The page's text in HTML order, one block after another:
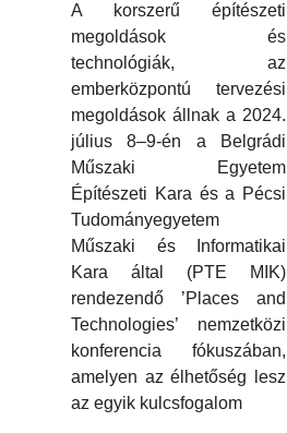
A korszerű építészeti
megoldások és
technológiák, az
emberközpontú tervezési
megoldások állnak a 2024.
július 8–9-én a Belgrádi
Műszaki Egyetem
Építészeti Kara és a Pécsi
Tudományegyetem
Műszaki és Informatikai
Kara által (PTE MIK)
rendezendő ’Places and
Technologies’ nemzetközi
konferencia fókuszában,
amelyen az élhetőség lesz
az egyik kulcsfogalom